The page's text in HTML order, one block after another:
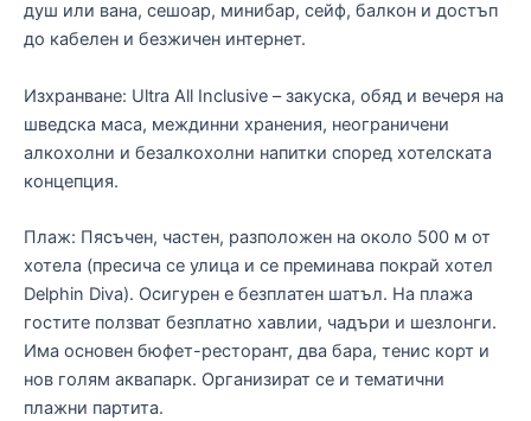
душ или вана, сешоар, минибар, сейф, балкон и достъп
до кабелен и безжичен интернет.
Изхранване: Ultra All Inclusive – закуска, обяд и вечеря на
шведска маса, междинни хранения, неограничени
алкохолни и безалкохолни напитки според хотелската
концепция.
Плаж: Пясъчен, частен, разположен на около 500 м от
хотела (пресича се улица и се преминава покрай хотел
Delphin Diva). Осигурен е безплатен шатъл. На плажа
гостите ползват безплатно хавлии, чадъри и шезлонги.
Има основен бюфет-ресторант, два бара, тенис корт и
нов голям аквапарк. Организират се и тематични
плажни партита.